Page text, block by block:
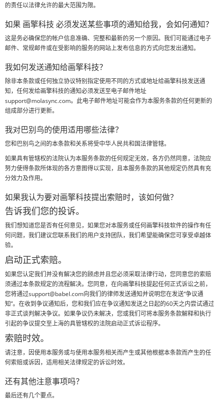
的责任以法律允许的最大范围为限。
如果 画擎科技 必须发送某些事项的通知给我，会如何通知？
这是务必确保您的帐户信息准确、完整和最新的另一个原因。我们可能通过电子
邮件、常规邮件或在受影响的服务的网站上发布信息的方式向您发出通知。
我如何发送通知给画擎科技？
除非本条款或任何独立协议特别指定使用不同的方式或地址给画擎科技发送通
知，任何发给画擎科技的通知必须发送至电子邮件地址
support@molasync.com。此电子邮件地址可能会作为本服务条款的任何更新的
组成部分进行更新。
我对巴别鸟的使用适用哪些法律？
您和巴别鸟之间的本条款和关系将受中华人民共和国法律管辖。
如果具有管辖权的法院认为本服务条款的任何规定无效，各方仍然同意，法院应
努力使得条款所体现的各方意图得以实现，且本服务条款的其他规定仍然具有充
分效力及作用。
如果我认为要对画擎科技提出索赔时，该如何做？
告诉我们您的投诉。
我们想知道您是否有任何意见，如果您对本服务或任何画擎科技软件的操作有任
何问题，我们建议您联系我们的用户支持团队，我们希望能确保您可享受卓越体
验。
启动正式索赔。
如果您认定我们并没有解决您的顾虑并且您必须采取法律行动，您同意您的索赔
须通过本条款规定的流程解决。您同意，在向画擎科技提起任何正式诉讼之前，
您将通过support@babel.com向我们的律师发送通知并说明您在发送“争议通
知”。在收到争议通知后，您和我们应在争议通知发送之日起的60天之内尝试通过
非正式谈判解决争议。如果争议仍未解决，您或我们可将本服务条款解释和执行
引起的争议提交至上海的具管辖权的法院启动正式诉讼程序。
索赔时效。
请注意，因使用本服务或与使用本服务相关而产生或其他根据本条款而产生的任
何索赔或诉因，适用相关法律规定的诉讼时效。
还有其他注意事项吗？
最后还有几个要点。